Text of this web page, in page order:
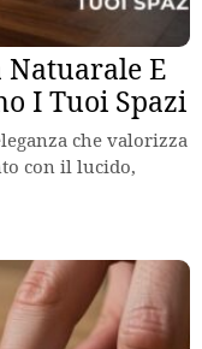
Natuarale E
I Tuoi Spazi
che valorizza
con il lucido,